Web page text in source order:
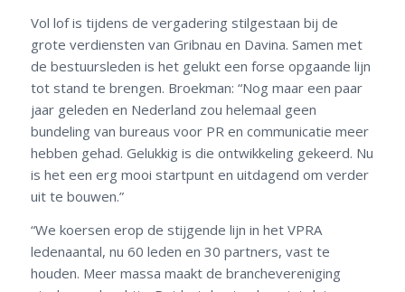
Vol lof is tijdens de vergadering stilgestaan bij de
grote verdiensten van Gribnau en Davina. Samen met
de bestuursleden is het gelukt een forse opgaande lijn
tot stand te brengen. Broekman: “Nog maar een paar
jaar geleden en Nederland zou helemaal geen
bundeling van bureaus voor PR en communicatie meer
hebben gehad. Gelukkig is die ontwikkeling gekeerd. Nu
is het een erg mooi startpunt en uitdagend om verder
uit te bouwen.”
“We koersen erop de stijgende lijn in het VPRA
ledenaantal, nu 60 leden en 30 partners, vast te
houden. Meer massa maakt de branchevereniging